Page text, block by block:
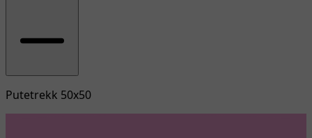
Putetrekk 50x50